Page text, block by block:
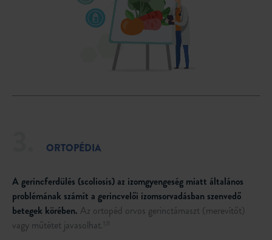
ORTOPÉDIA
A gerincferdülés (scoliosis) az izomgyengeség miatt általános
problémának számít a gerincvelői izomsorvadásban szenvedő
betegek körében. Az ortopéd orvos gerinctámaszt (merevítőt)
vagy műtétet javasolhat. 1,11